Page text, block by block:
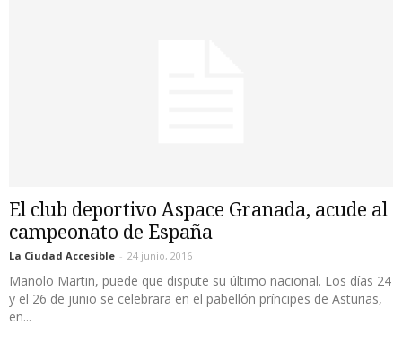
El club deportivo Aspace Granada, acude al
campeonato de España
La Ciudad Accesible - 24 junio, 2016
Manolo Martin, puede que dispute su último nacional. Los días 24
y el 26 de junio se celebrara en el pabellón príncipes de Asturias,
en...